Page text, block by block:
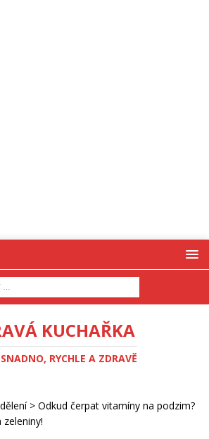
KUCHAŘKA
RYCHLE A ZDRAVĚ
> Odkud čerpat vitamíny na podzim?